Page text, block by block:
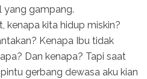
yang gampang.
kenapa kita hidup miskin?
Kenapa Ibu tidak
Dan kenapa? Tapi saat
gerbang dewasa aku kian